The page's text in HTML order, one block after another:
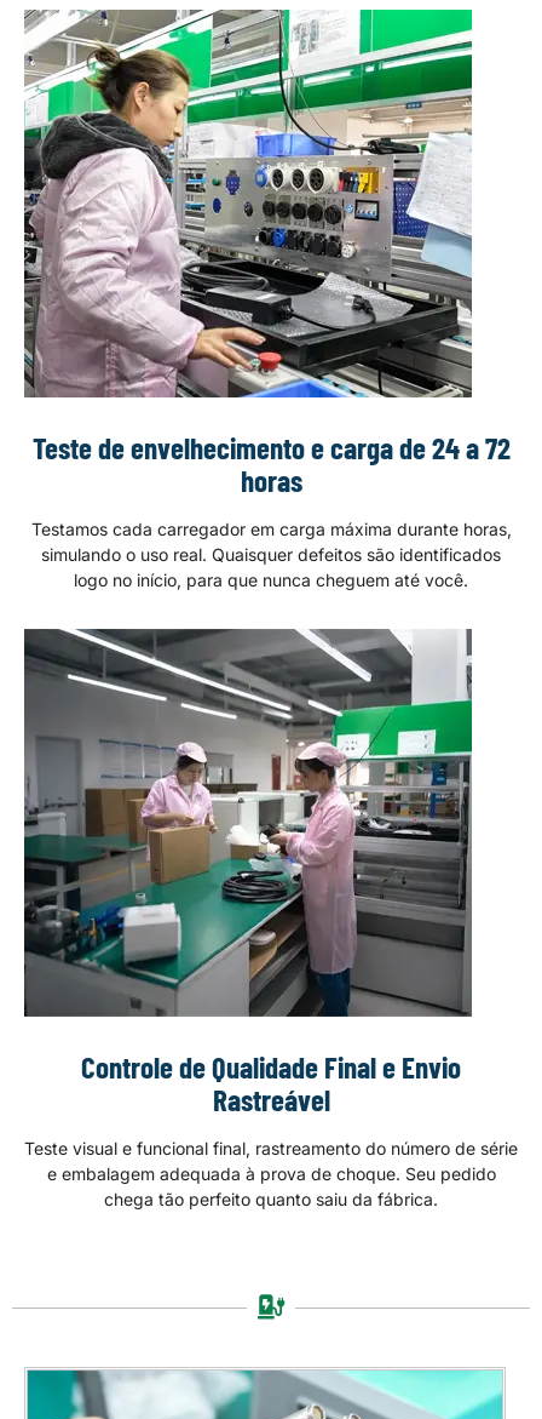
Teste de envelhecimento e carga de 24 a 72
horas
Testamos cada carregador em carga máxima durante horas,
simulando o uso real. Quaisquer defeitos são identificados
logo no início, para que nunca cheguem até você.
Controle de Qualidade Final e Envio
Rastreável
Teste visual e funcional final, rastreamento do número de série
e embalagem adequada à prova de choque. Seu pedido
chega tão perfeito quanto saiu da fábrica.